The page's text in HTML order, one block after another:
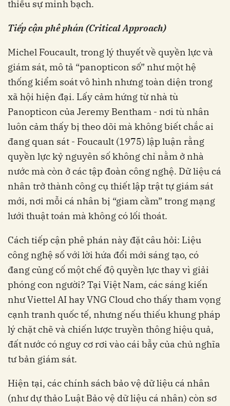
thiếu sự minh bạch.
Tiếp cận phê phán (Critical Approach)
Michel Foucault, trong lý thuyết về quyền lực và
giám sát, mô tả “panopticon số” như một hệ
thống kiểm soát vô hình nhưng toàn diện trong
xã hội hiện đại. Lấy cảm hứng từ nhà tù
Panopticon của Jeremy Bentham - nơi tù nhân
luôn cảm thấy bị theo dõi mà không biết chắc ai
đang quan sát - Foucault (1975) lập luận rằng
quyền lực kỷ nguyên số không chỉ nằm ở nhà
nước mà còn ở các tập đoàn công nghệ. Dữ liệu cá
nhân trở thành công cụ thiết lập trật tự giám sát
mới, nơi mỗi cá nhân bị “giam cầm” trong mạng
lưới thuật toán mà không có lối thoát.
Cách tiếp cận phê phán này đặt câu hỏi: Liệu
công nghệ số với lời hứa đổi mới sáng tạo, có
đang củng cố một chế độ quyền lực thay vì giải
phóng con người? Tại Việt Nam, các sáng kiến
như Viettel AI hay VNG Cloud cho thấy tham vọng
cạnh tranh quốc tế, nhưng nếu thiếu khung pháp
lý chặt chẽ và chiến lược truyền thông hiệu quả,
đất nước có nguy cơ rơi vào cái bẫy của chủ nghĩa
tư bản giám sát.
Hiện tại, các chính sách bảo vệ dữ liệu cá nhân
(như dự thảo Luật Bảo vệ dữ liệu cá nhân) còn sơ